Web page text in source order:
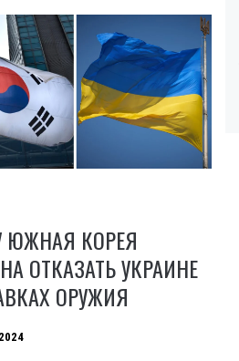
ЮЖНАЯ КОРЕЯ
ОТКАЗАТЬ УКРАИНЕ
ОРУЖИЯ